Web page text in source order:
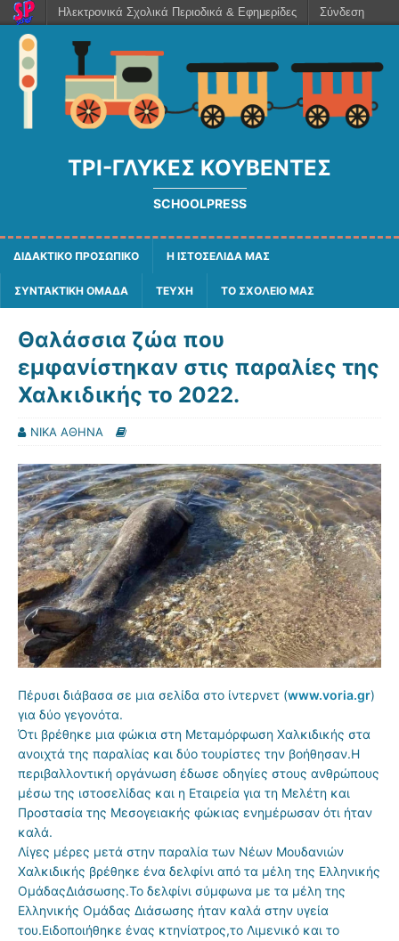
ΤΡΙ-ΓΛΥΚΈΣ ΚΟΥΒΈΝΤΕΣ
SCHOOLPRESS
ΔΙΔΑΚΤΙΚΟ ΠΡΟΣΩΠΙΚΟ Η ΙΣΤΟΣΕΛΙΔΑ ΜΑΣ
ΣΥΝΤΑΚΤΙΚΗ ΟΜΑΔΑ ΤΕΥΧΗ ΤΟ ΣΧΟΛΕΙΟ ΜΑΣ
Θαλάσσια ζώα που
εμφανίστηκαν στις παραλίες της
Χαλκιδικής το 2022.
ΝΙΚΑ ΑΘΗΝΑ
Πέρυσι διάβασα σε μια σελίδα στο ίντερνετ (www.voria.gr)
για δύο γεγονότα.
Ότι βρέθηκε μια φώκια στη Μεταμόρφωση Χαλκιδικής στα
ανοιχτά της παραλίας και δύο τουρίστες την βοήθησαν.Η
περιβαλλοντική οργάνωση έδωσε οδηγίες στους ανθρώπους
μέσω της ιστοσελίδας και η Εταιρεία για τη Μελέτη και
Προστασία της Μεσογειακής φώκιας ενημέρωσαν ότι ήταν
καλά.
Λίγες μέρες μετά στην παραλία των Νέων Μουδανιών
Χαλκιδικής βρέθηκε ένα δελφίνι από τα μέλη της Ελληνικής
ΟμάδαςΔιάσωσης.Το δελφίνι σύμφωνα με τα μέλη της
Ελληνικής Ομάδας Διάσωσης ήταν καλά στην υγεία
του.Ειδοποιήθηκε ένας κτηνίατρος,το Λιμενικό και το
Ηλεκτρονικά Σχολικά Περιοδικά & Εφημερίδες Σύνδεση